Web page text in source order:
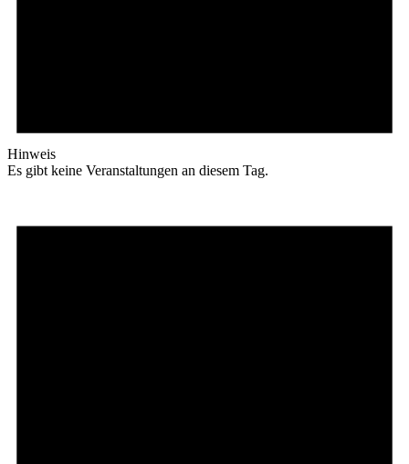
Hinweis
Es gibt keine Veranstaltungen an diesem Tag.